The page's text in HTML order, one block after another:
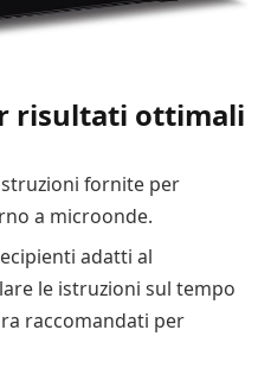
risultati ottimali
fornite per
a microonde.
adatti al
le istruzioni sul tempo
raccomandati per